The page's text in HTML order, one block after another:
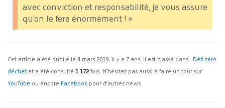
avec conviction et responsabilité, je vous assure
qu’on le fera énormément ! »
Cet article a été publié le 4 mars 2019, il y a 7 ans. Il est classé dans : Défi zéro
déchet et a été consulté 1 172fois. N'hésitez pas aussi à faire un tour sur
YouTube ou encore Facebook pour d'autres news.